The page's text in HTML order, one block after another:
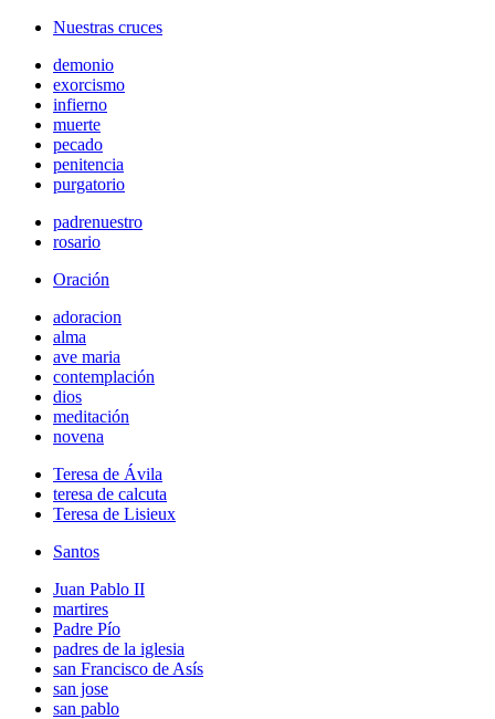
Nuestras cruces
demonio
exorcismo
infierno
muerte
pecado
penitencia
purgatorio
padrenuestro
rosario
Oración
adoracion
alma
ave maria
contemplación
dios
meditación
novena
Teresa de Ávila
teresa de calcuta
Teresa de Lisieux
Santos
Juan Pablo II
martires
Padre Pío
padres de la iglesia
san Francisco de Asís
san jose
san pablo